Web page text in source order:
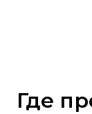
Где